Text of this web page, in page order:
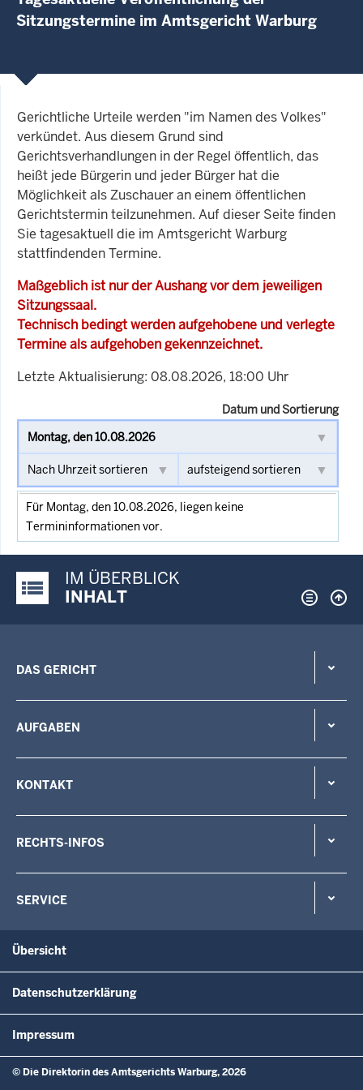
Sitzungstermine im Amtsgericht Warburg
Gerichtliche Urteile werden "im Namen des Volkes"
verkündet. Aus diesem Grund sind
Gerichtsverhandlungen in der Regel öffentlich, das
heißt jede Bürgerin und jeder Bürger hat die
Möglichkeit als Zuschauer an einem öffentlichen
Gerichtstermin teilzunehmen. Auf dieser Seite finden
Sie tagesaktuell die im Amtsgericht Warburg
stattfindenden Termine.
Maßgeblich ist nur der Aushang vor dem jeweiligen
Sitzungssaal.
Technisch bedingt werden aufgehobene und verlegte
Termine als aufgehoben gekennzeichnet.
Letzte Aktualisierung: 08.08.2026, 18:00 Uhr
Datum und Sortierung
Für Montag, den 10.08.2026, liegen keine
Termininformationen vor.
Justiz-Portal im Überblick:
IM ÜBERBLICK
INHALT
DAS GERICHT
AUFGABEN
KONTAKT
RECHTS-INFOS
SERVICE
Übersicht
Datenschutzerklärung
Impressum
© Die Direktorin des Amtsgerichts Warburg, 2026